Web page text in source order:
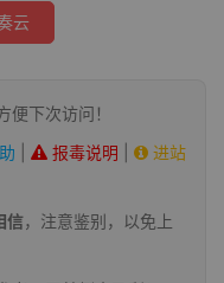
云
下次访问！
报毒说明
进站
信，注意鉴别，以免上